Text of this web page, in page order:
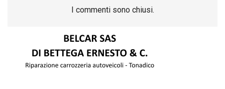
I commenti sono chiusi.